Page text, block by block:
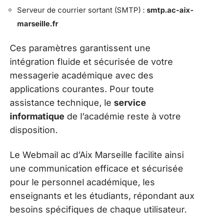
Serveur de courrier sortant (SMTP) : smtp.ac-aix-
marseille.fr
Ces paramètres garantissent une
intégration fluide et sécurisée de votre
messagerie académique avec des
applications courantes. Pour toute
assistance technique, le service
informatique de l’académie reste à votre
disposition.
Le Webmail ac d’Aix Marseille facilite ainsi
une communication efficace et sécurisée
pour le personnel académique, les
enseignants et les étudiants, répondant aux
besoins spécifiques de chaque utilisateur.